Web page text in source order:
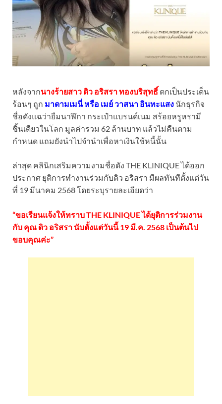
หลังจากนางร้ายสาว ดิว อริสรา ทองบริสุทธิ์ ตกเป็นประเด็น
ร้อนๆ ถูก มาดามเมนี่ หรือ เมย์ วาสนา อินทะแสง นักธุรกิจ
ชื่อดังแฉว่ายืมนาฬิกา กระเป๋าแบรนด์เนม สร้อยหรูหรามี
ชิ้นเดียวในโลก มูลค่ารวม 62 ล้านบาท แล้วไม่คืนตาม
กำหนด แถมยังนำไปจำนำเพื่อหาเงินใช้หนี้นั้น
ล่าสุด คลินิกเสริมความงามชื่อดัง THE KLINIQUE ได้ออก
ประกาศ ยุติการทำงานร่วมกับดิว อริสรา มีผลทันทีตั้งแต่วัน
ที่ 19 มีนาคม 2568 โดยระบุรายละเอียดว่า
“ขอเรียนแจ้งให้ทราบ THE KLINIQUE ได้ยุติการร่วมงาน
กับ คุณ ดิว อริสรา นับตั้งแต่วันนี้ 19 มี.ค. 2568 เป็นต้นไป
ขอบคุณค่ะ”